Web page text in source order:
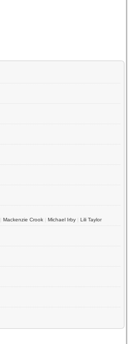
|Mackenzie Crook |Michael Irby |Lili Taylor